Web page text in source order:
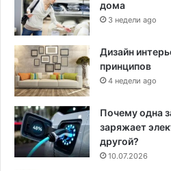
дома
3 недели ago
Дизайн
принципов
4 недели ago
Почему одна
заряжает
другой?
10.07.2026